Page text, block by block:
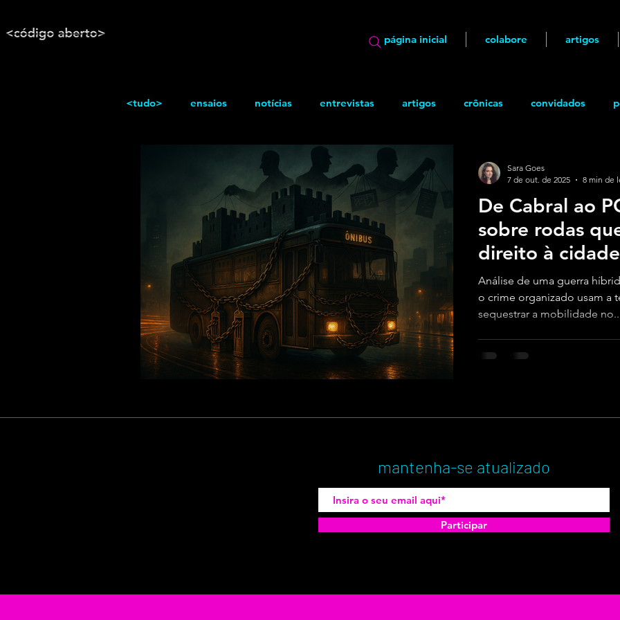
página inicial colabore artigos
<tudo> ensaios notícias entrevistas artigos crônicas convidados
Texto / Reflexão Quadrinhos
De Cabral ao
sobre rodas
direito à cidade
Análise de uma guerra
o crime organizado usam a
sequestrar a mobilidade
Sara Goes
7 de out. de 2025
8 min de
mantenha-se atualizado
Participar